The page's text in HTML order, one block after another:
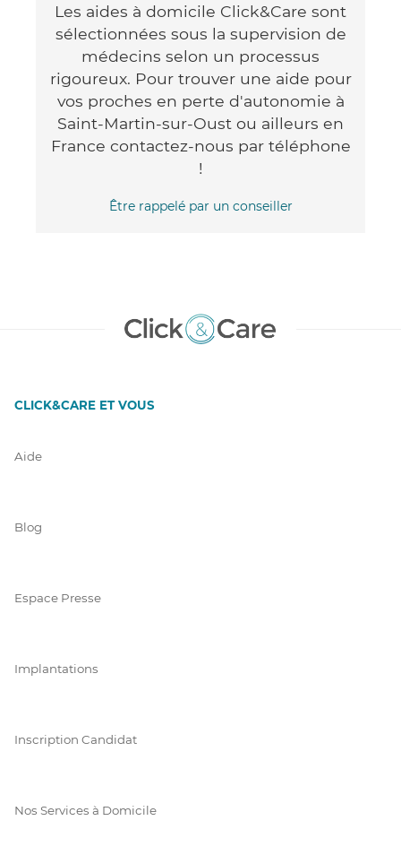
Les aides à domicile Click&Care sont
sélectionnées sous la supervision de
médecins selon un processus
rigoureux. Pour trouver une aide pour
vos proches en perte d'autonomie à
Saint-Martin-sur-Oust ou ailleurs en
France contactez-nous par téléphone
!
Être rappelé par un conseiller
CLICK&CARE ET VOUS
Aide
Blog
Espace Presse
Implantations
Inscription Candidat
Nos Services à Domicile